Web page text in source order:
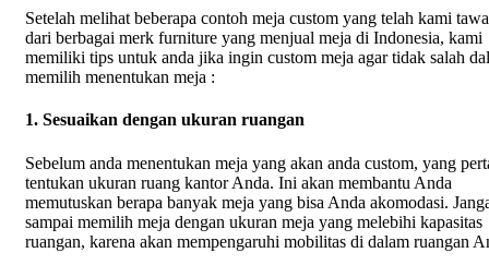
Setelah melihat beberapa contoh meja custom yang telah kami
dari berbagai merk furniture yang menjual meja di Indonesia, kami
memiliki tips untuk anda jika ingin custom meja agar tidak salah
memilih menentukan meja :
1. Sesuaikan dengan ukuran ruangan
Sebelum anda menentukan meja yang akan anda custom, yang
tentukan ukuran ruang kantor Anda. Ini akan membantu Anda
memutuskan berapa banyak meja yang bisa Anda akomodasi.
sampai memilih meja dengan ukuran meja yang melebihi kapasitas
ruangan, karena akan mempengaruhi mobilitas di dalam ruangan